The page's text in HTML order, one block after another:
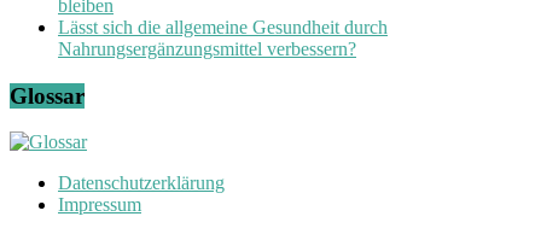
bleiben
Lässt sich die allgemeine Gesundheit durch
Nahrungsergänzungsmittel verbessern?
Glossar
Datenschutzerklärung
Impressum